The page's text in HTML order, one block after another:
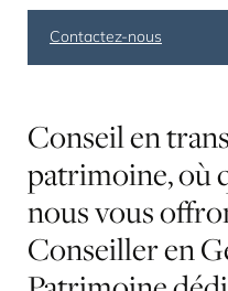
Contactez-nous
Conseilen
patrimoine,où
nousvous
Conseilleren